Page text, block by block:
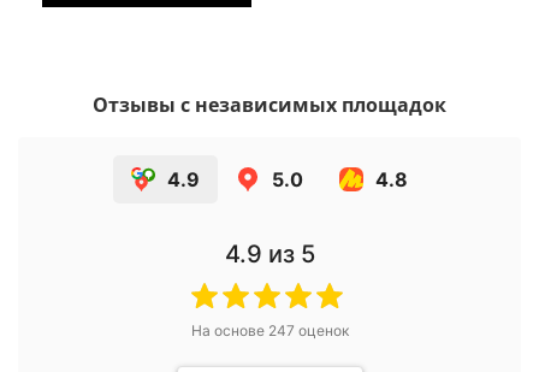
Отзывы с независимых площадок
4.9 5.0 4.8
4.9 из 5
На основе 247 оценок